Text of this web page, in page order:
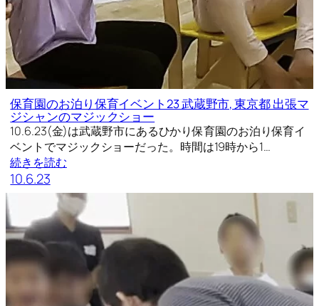
保育園のお泊り保育イベント23 武蔵野市, 東京都 出張マ
ジシャンのマジックショー
10.6.23(金)は武蔵野市にあるひかり保育園のお泊り保育イ
ベントでマジックショーだった。時間は19時から1…
続きを読む
10.6.23